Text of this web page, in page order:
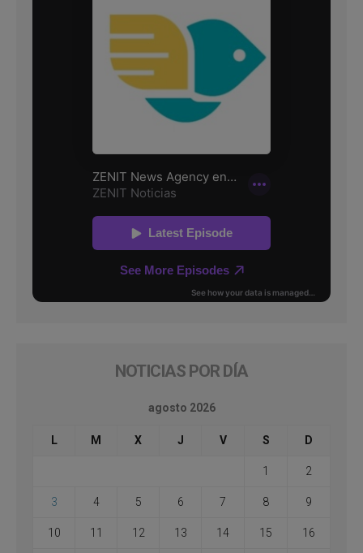
NOTICIAS POR DÍA
agosto 2026
L M X J V S D
1 2
3 4 5 6 7 8 9
10 11 12 13 14 15 16